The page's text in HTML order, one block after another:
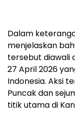
Dalam
menjelaskan
tersebut diawali
27 April 2026
Indonesia. Aksi
Puncak dan
titik utama di